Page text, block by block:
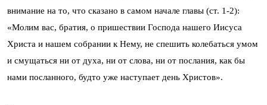
внимание на то, что сказано в самом начале главы (ст. 1-2):
«Молим вас, братия, о пришествии Господа нашего Иисуса
Христа и нашем собрании к Нему, не спешить колебаться умом
и смущаться ни от духа, ни от слова, ни от послания, как бы
нами посланного, будто уже наступает день Христов».